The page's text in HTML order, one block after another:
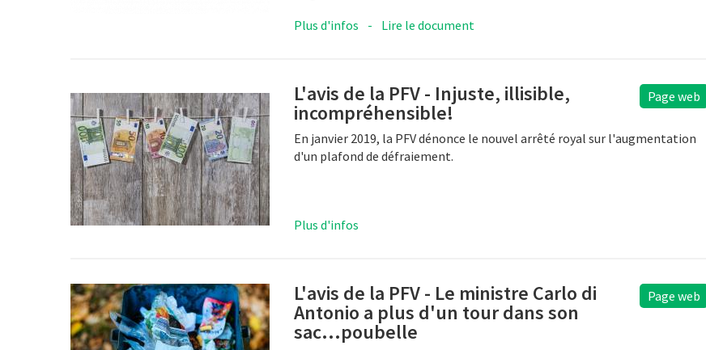
Plus d'infos - Lire le document
Page web
L'avis de la PFV - Injuste, illisible,
incompréhensible!
En janvier 2019, la PFV dénonce le nouvel arrêté royal sur l'augmentation
d'un plafond de défraiement.
Plus d'infos
Page web
L'avis de la PFV - Le ministre Carlo di
Antonio a plus d'un tour dans son
sac...poubelle